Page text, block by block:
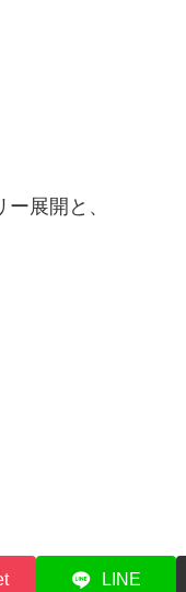
展開と、
LINE